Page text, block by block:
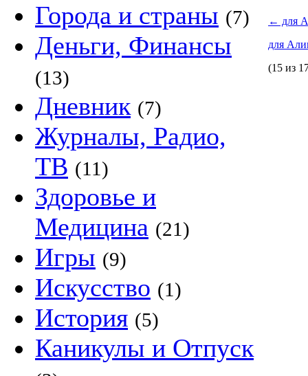
Города и страны (7)
Деньги, Финансы
(13)
Дневник (7)
Журналы, Радио,
ТВ (11)
Здоровье и
Медицина (21)
Игры (9)
Искусство (1)
История (5)
Каникулы и Отпуск
← для
для
(15 из